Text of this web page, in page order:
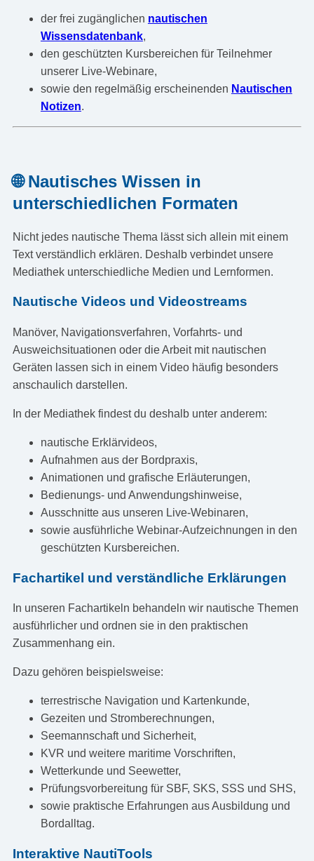
der frei zugänglichen nautischen
Wissensdatenbank,
den geschützten Kursbereichen für Teilnehmer
unserer Live-Webinare,
sowie den regelmäßig erscheinenden Nautischen
Notizen.
🌐 Nautisches Wissen in
unterschiedlichen Formaten
Nicht jedes nautische Thema lässt sich allein mit einem
Text verständlich erklären. Deshalb verbindet unsere
Mediathek unterschiedliche Medien und Lernformen.
Nautische Videos und Videostreams
Manöver, Navigationsverfahren, Vorfahrts- und
Ausweichsituationen oder die Arbeit mit nautischen
Geräten lassen sich in einem Video häufig besonders
anschaulich darstellen.
In der Mediathek findest du deshalb unter anderem:
nautische Erklärvideos,
Aufnahmen aus der Bordpraxis,
Animationen und grafische Erläuterungen,
Bedienungs- und Anwendungshinweise,
Ausschnitte aus unseren Live-Webinaren,
sowie ausführliche Webinar-Aufzeichnungen in den
geschützten Kursbereichen.
Fachartikel und verständliche Erklärungen
In unseren Fachartikeln behandeln wir nautische Themen
ausführlicher und ordnen sie in den praktischen
Zusammenhang ein.
Dazu gehören beispielsweise:
terrestrische Navigation und Kartenkunde,
Gezeiten und Stromberechnungen,
Seemannschaft und Sicherheit,
KVR und weitere maritime Vorschriften,
Wetterkunde und Seewetter,
Prüfungsvorbereitung für SBF, SKS, SSS und SHS,
sowie praktische Erfahrungen aus Ausbildung und
Bordalltag.
Interaktive NautiTools